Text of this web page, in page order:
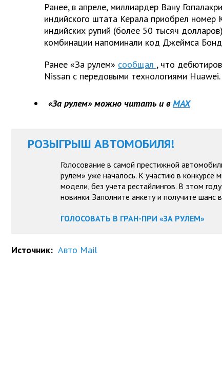
Ранее, в апреле, миллиардер Вану
индийского штата Керала приобрел номер
индийских рупий (более 50 тысяч
комбинации напоминали код Джеймса
Ранее «За рулем» сообщал , что
Nissan с передовыми технологиями Huawei.
«За рулем» можно читать и в MAX
РОЗЫГРЫШ АВТОМОБИЛЯ!
Голосование в самой престижной
рулем» уже началось. К участию в конкурсе
модели, без учета рестайлингов. В этом
новинки. Заполните анкету и получите
ГОЛОСОВАТЬ В ГРАН-ПРИ «ЗА РУЛЕМ»
Источник: Авто Mail